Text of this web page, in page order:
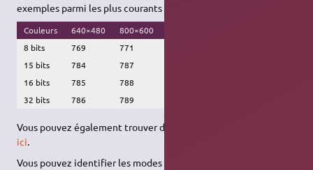
exemples parmi les plus courants :
Couleurs 640×480 800×600
8 bits
769 771
15 bits
784 787
16 bits
785 788
32 bits
786 789
Vous pouvez également trouver d'autres exemples de modes
ici.
Vous pouvez identifier les modes supportés par votre carte